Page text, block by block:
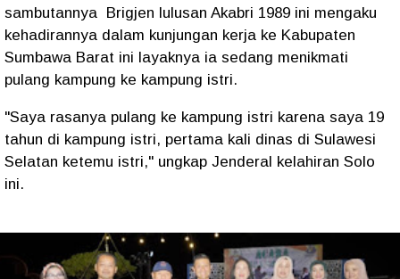
sambutannya Brigjen lulusan Akabri 1989 ini mengaku
kehadirannya dalam kunjungan kerja ke Kabupaten
Sumbawa Barat ini layaknya ia sedang menikmati
pulang kampung ke kampung istri.
"Saya rasanya pulang ke kampung istri karena saya 19
tahun di kampung istri, pertama kali dinas di Sulawesi
Selatan ketemu istri," ungkap Jenderal kelahiran Solo
ini.